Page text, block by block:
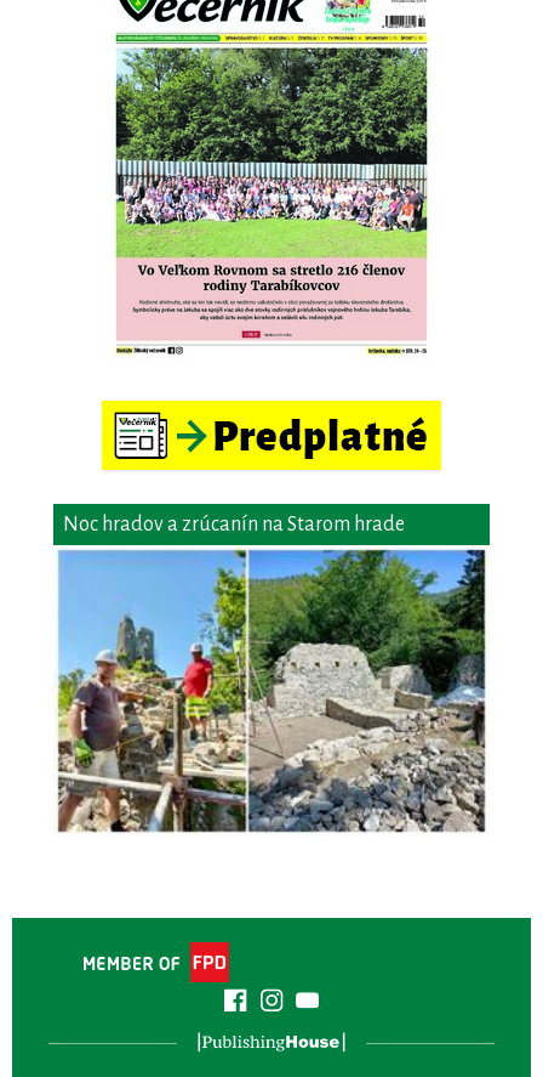
Noc hradov a zrúcanín na Starom hrade